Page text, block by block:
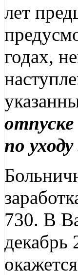
лет
годах,
по
730. В
декабрь